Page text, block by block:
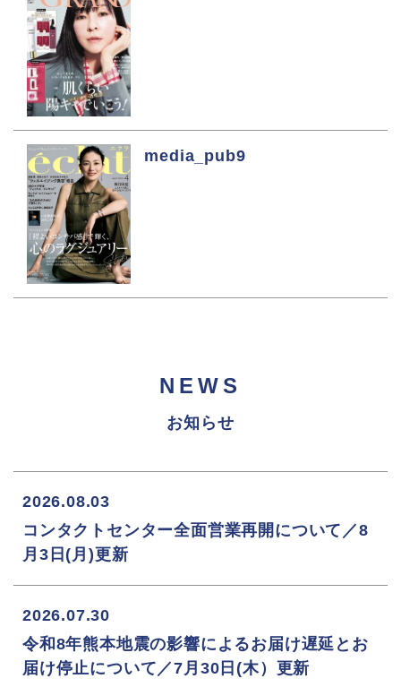
media_pub9
NEWS
お知らせ
2026.08.03
コンタクトセンター全面営業再開について／8
月3日(月)更新
2026.07.30
令和8年熊本地震の影響によるお届け遅延とお
届け停止について／7月30日(木）更新